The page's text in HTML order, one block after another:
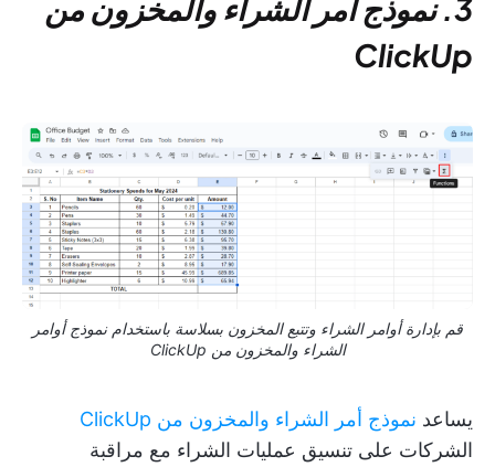
3. نموذج أمر الشراء والمخزون من
ClickUp
قم بإدارة أوامر الشراء وتتبع المخزون بسلاسة باستخدام نموذج أوامر
الشراء والمخزون من ClickUp
يساعد نموذج أمر الشراء والمخزون من ClickUp
الشركات على تنسيق عمليات الشراء مع مراقبة